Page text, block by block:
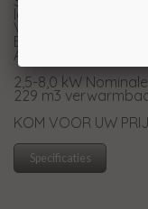
levensduur
Vuurhaard
Black LCD
Afstandsbediening
2,5-8,0 kW
229 m3
KOM VOOR UW
Specificaties